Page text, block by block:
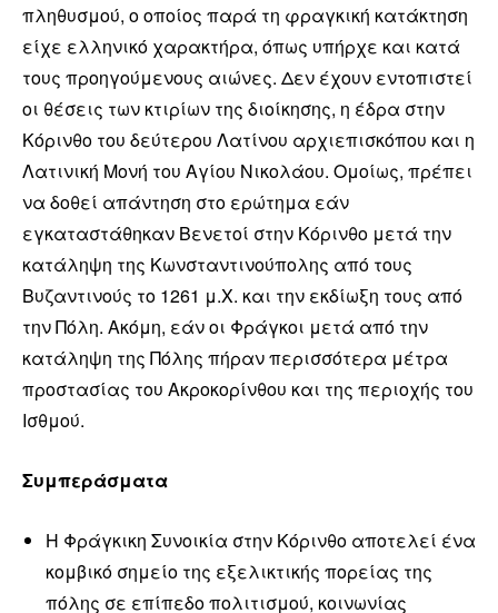
πληθυσμού, ο οποίος παρά τη φραγκική κατάκτηση
είχε ελληνικό χαρακτήρα, όπως υπήρχε και κατά
τους προηγούμενους αιώνες. Δεν έχουν εντοπιστεί
οι θέσεις των κτιρίων της διοίκησης, η έδρα στην
Κόρινθο του δεύτερου Λατίνου αρχιεπισκόπου και η
Λατινική Μονή του Αγίου Νικολάου. Ομοίως, πρέπει
να δοθεί απάντηση στο ερώτημα εάν
εγκαταστάθηκαν Βενετοί στην Κόρινθο μετά την
κατάληψη της Κωνσταντινούπολης από τους
Βυζαντινούς το 1261 μ.Χ. και την εκδίωξη τους από
την Πόλη. Ακόμη, εάν οι Φράγκοι μετά από την
κατάληψη της Πόλης πήραν περισσότερα μέτρα
προστασίας του Ακροκορίνθου και της περιοχής του
Ισθμού.
Συμπεράσματα
Η Φράγκικη Συνοικία στην Κόρινθο αποτελεί ένα
κομβικό σημείο της εξελικτικής πορείας της
πόλης σε επίπεδο πολιτισμού, κοινωνίας